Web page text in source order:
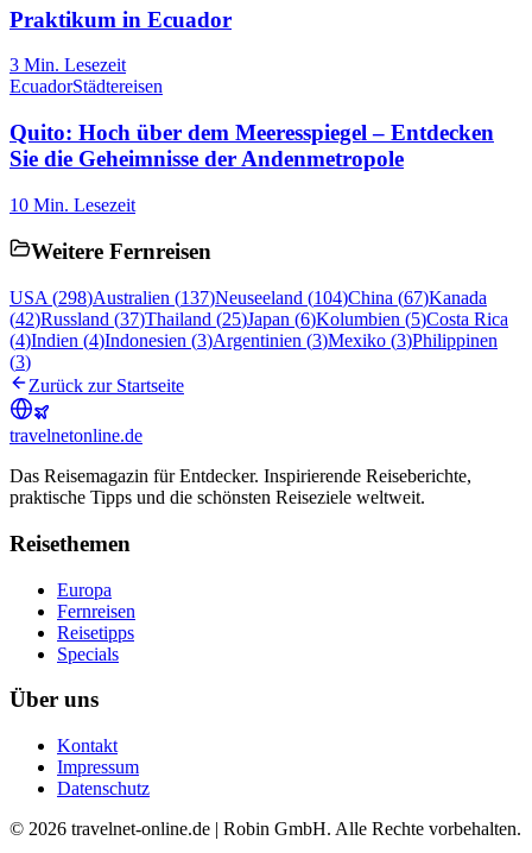
Praktikum in Ecuador
3 Min. Lesezeit
EcuadorStädtereisen
Quito: Hoch über dem Meeresspiegel – Entdecken
Sie die Geheimnisse der Andenmetropole
10 Min. Lesezeit
Weitere Fernreisen
USA (298)Australien (137)Neuseeland (104)China (67)Kanada
(42)Russland (37)Thailand (25)Japan (6)Kolumbien (5)Costa Rica
(4)Indien (4)Indonesien (3)Argentinien (3)Mexiko (3)Philippinen
(3)
Zurück zur Startseite
travelnetonline.de
Das Reisemagazin für Entdecker. Inspirierende Reiseberichte,
praktische Tipps und die schönsten Reiseziele weltweit.
Reisethemen
Europa
Fernreisen
Reisetipps
Specials
Über uns
Kontakt
Impressum
Datenschutz
© 2026 travelnet-online.de | Robin GmbH. Alle Rechte vorbehalten.